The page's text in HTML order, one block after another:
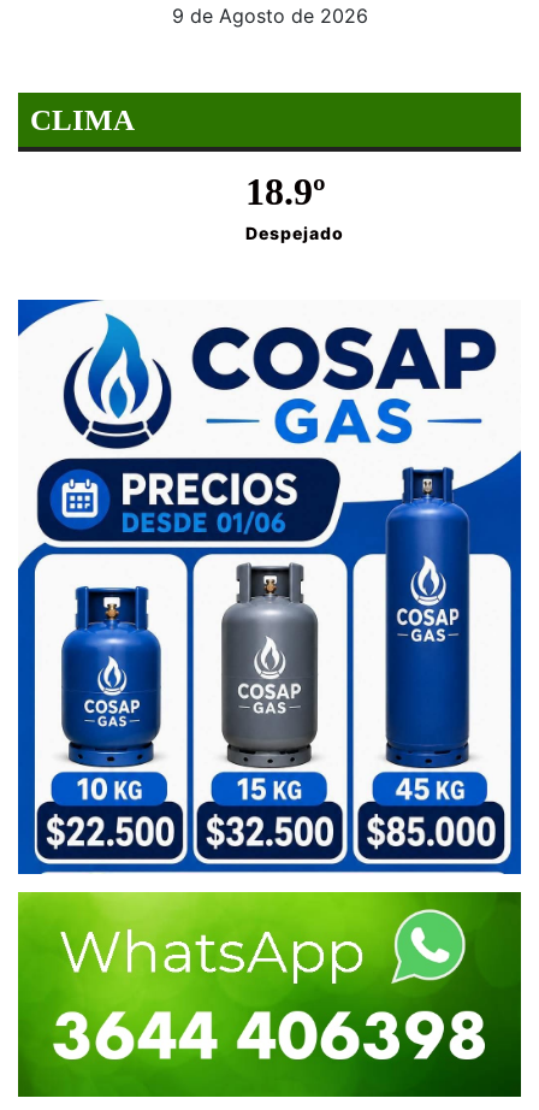
9 de Agosto de 2026
CLIMA
18.9º
Despejado